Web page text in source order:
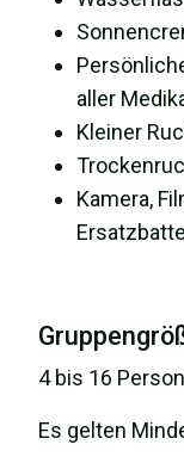
aller
Kleiner
Kamera,
4 bis 16
Es gelten